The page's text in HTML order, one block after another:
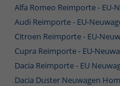
Alfa Romeo Reimporte - EU-
Audi Reimporte - EU-
Citroen Reimporte - EU-
Cupra Reimporte - EU-
Dacia Reimporte - EU
Dacia Duster Neuwagen